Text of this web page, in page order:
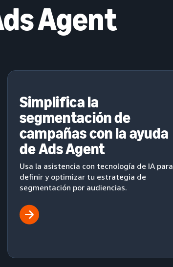
Agent
Simplifica la
segmentación de
campañas con la ayuda
de Ads Agent
Usa la asistencia con tecnología de IA para
definir y optimizar tu estrategia de
segmentación por audiencias.